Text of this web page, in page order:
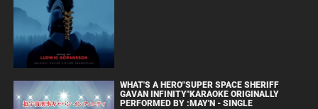
WHAT'S A HERO"SUPER SPACE SHERIFF
GAVAN INFINITY"KARAOKE ORIGINALLY
PERFORMED BY :MAY'N - SINGLE